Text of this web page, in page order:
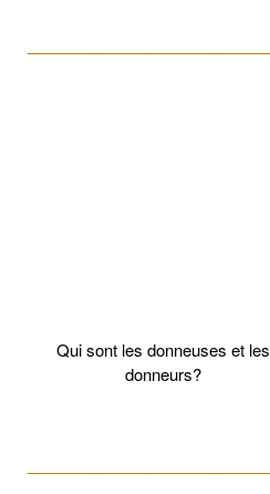
Qui sont les donneuses et les
donneurs?